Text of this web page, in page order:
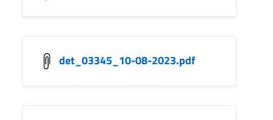
det_03345_10-08-2023.pdf